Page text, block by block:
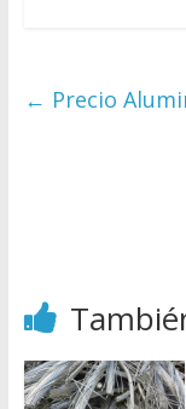
← Precio